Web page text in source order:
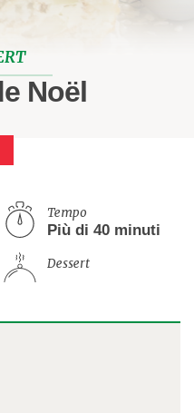
Noël
Tempo
Più di 40 minuti
Dessert